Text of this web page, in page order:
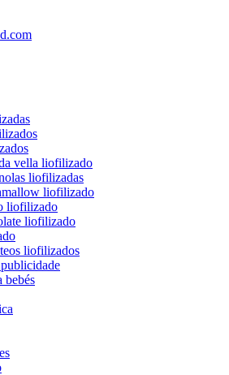
vella liofilizado
liofilizadas
liofilizado
liofilizado
liofilizado
liofilizados
bebés